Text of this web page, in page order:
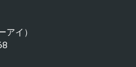
イ）